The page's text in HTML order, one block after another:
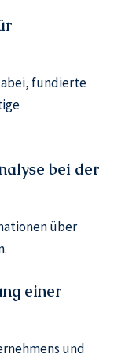
fundierte
bei der
über
einer
und